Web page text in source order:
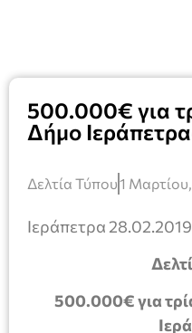
500.000€ για
Δήμο
Δελτία Τύπου1
Ιεράπετρα 28.02.2019
500.000€ για